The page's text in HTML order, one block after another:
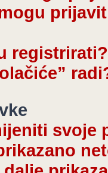
registrirati?
svoje